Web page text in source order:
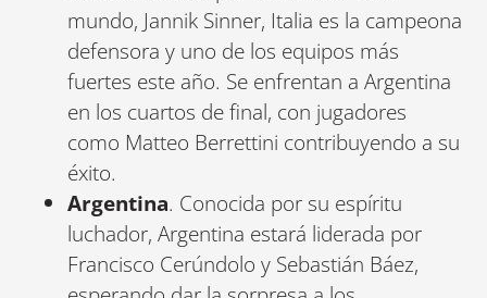
mundo, Jannik Sinner, Italia es la campeona
defensora y uno de los equipos más
fuertes este año. Se enfrentan a Argentina
en los cuartos de final, con jugadores
como Matteo Berrettini contribuyendo a su
éxito.
Argentina. Conocida por su espíritu
luchador, Argentina estará liderada por
Francisco Cerúndolo y Sebastián Báez,